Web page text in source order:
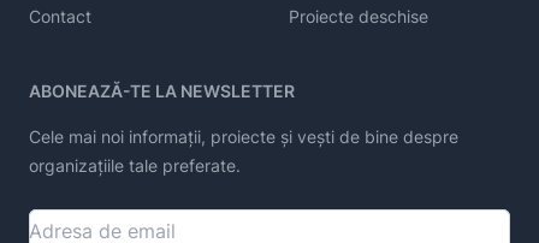
Contact Proiecte deschise
ABONEAZĂ-TE LA NEWSLETTER
Cele mai noi informații, proiecte și vești de bine despre
organizațiile tale preferate.